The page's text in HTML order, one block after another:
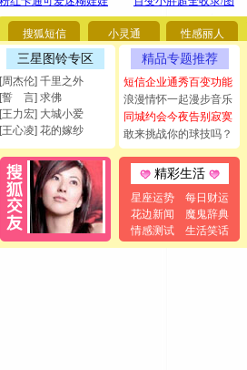
搜狐短信 小灵通 性感丽人
三星图铃专区
[周杰伦] 千里之外
[誓 言] 求佛
[王力宏] 大城小爱
[王心凌] 花的嫁纱
精品专题推荐
短信企业通秀百变功能
浪漫情怀一起漫步音乐
同城约会今夜告别寂寞
敢来挑战你的球技吗？
精彩生活
星座运势
每日财运
花边新闻
魔鬼辞典
情感测试
生活笑话